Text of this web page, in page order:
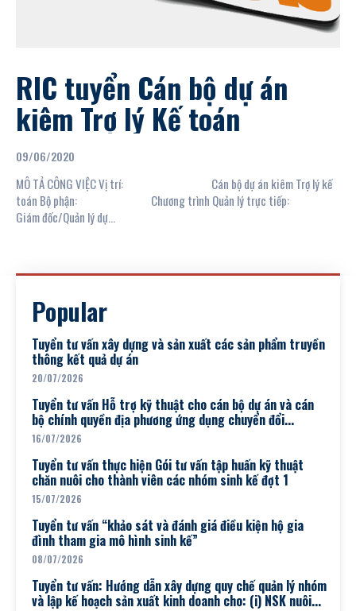
RIC tuyển Cán bộ dự án
kiêm Trợ lý Kế toán
09/06/2020
MÔ TẢ CÔNG VIỆC Vị trí: Cán bộ dự án kiêm Trợ lý kế
toán Bộ phận: Chương trình Quản lý trực tiếp:
Giám đốc/Quản lý dự...
Popular
Tuyển tư vấn xây dựng và sản xuất các sản phẩm truyền
thông kết quả dự án
20/07/2026
Tuyển tư vấn Hỗ trợ kỹ thuật cho cán bộ dự án và cán
bộ chính quyền địa phương ứng dụng chuyển đổi...
16/07/2026
Tuyển tư vấn thực hiện Gói tư vấn tập huấn kỹ thuật
chăn nuôi cho thành viên các nhóm sinh kế đợt 1
15/07/2026
Tuyển tư vấn “khảo sát và đánh giá điều kiện hộ gia
đình tham gia mô hình sinh kế”
08/07/2026
Tuyển tư vấn: Hướng dẫn xây dựng quy chế quản lý nhóm
và lập kế hoạch sản xuất kinh doanh cho: (i) NSK nuôi...